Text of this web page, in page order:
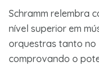
Schramm relembra
nível superior em
orquestras tanto no
comprovando o